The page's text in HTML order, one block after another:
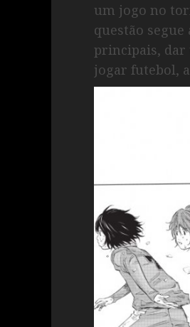
um jogo no
questão
principais, dar
jogar futebol,